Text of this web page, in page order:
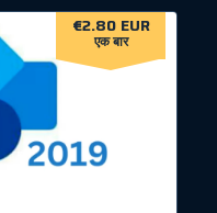
€2.80 EUR
एक बार